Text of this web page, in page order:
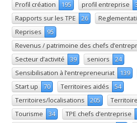
Profil création
195 profil entreprise
Rapports sur les TPE
26
Reprises
95
Revenus / patrimoine des chefs
Secteur d’activité
39 seniors
24
Sensibilisation à l’entrepreneuriat
139
Start up
70 Territoires aidés
54
Territoires/localisations
205
Tourisme
34 TPE chefs d’entreprise